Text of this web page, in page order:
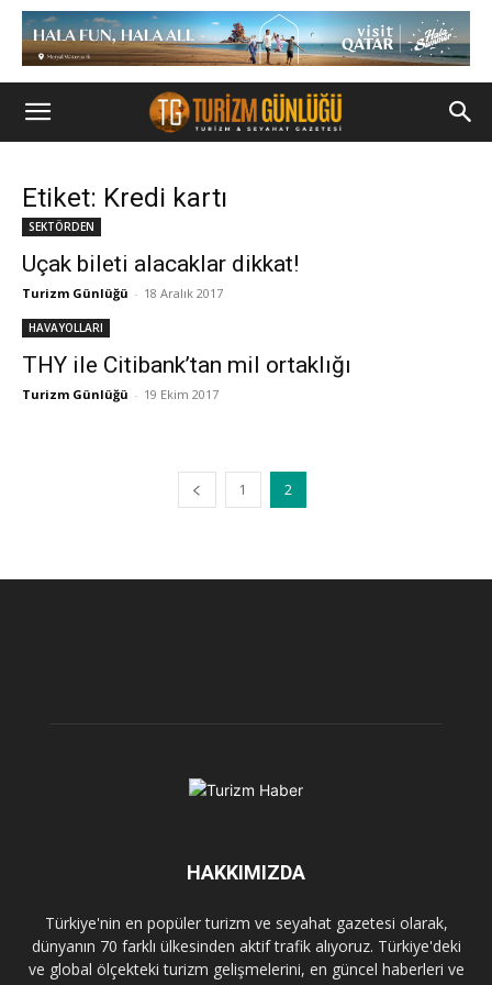
Etiket: Kredi kartı
SEKTÖRDEN
Uçak bileti alacaklar dikkat!
Turizm Günlüğü - 18 Aralık 2017
HAVAYOLLARI
THY ile Citibank’tan mil ortaklığı
Turizm Günlüğü - 19 Ekim 2017
1 2
HAKKIMIZDA
Türkiye'nin en popüler turizm ve seyahat gazetesi olarak,
dünyanın 70 farklı ülkesinden aktif trafik alıyoruz. Türkiye'deki
ve global ölçekteki turizm gelişmelerini, en güncel haberleri ve